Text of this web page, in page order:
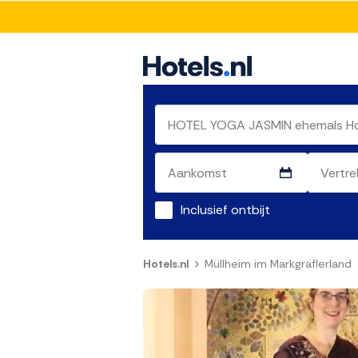
Inclusief ontbijt
Hotels.nl Müllheim im Markgräflerland